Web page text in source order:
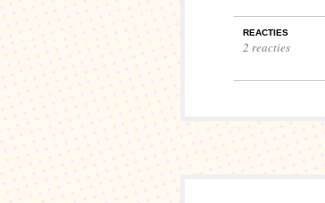
REACTIES
2 reacties